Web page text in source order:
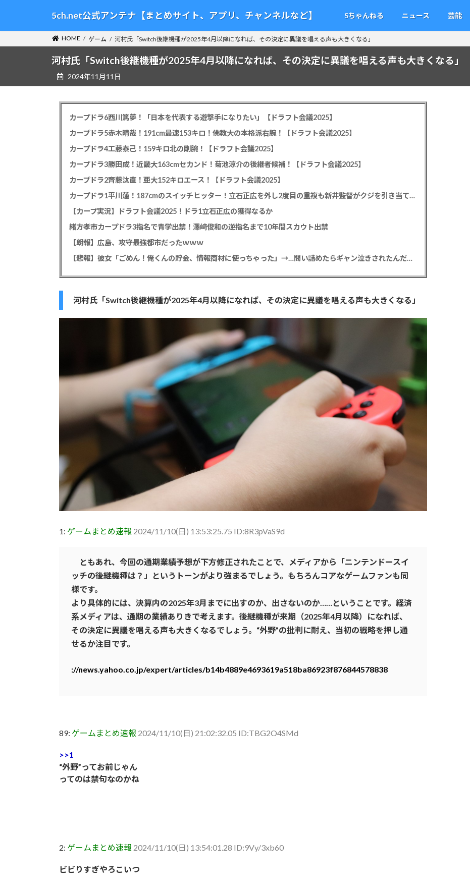
テ
ゲ
5ch.net公式アンテナ【まとめサイト、アプリ、チャンネルなど】 5ちゃんねる ニュース 芸能
HOME ゲーム 河村氏「Switch後継機種が2025年4月以降になれば、その決定に異議を唱える声も大きくなる」
河村氏「Switch後継機種が2025年4月以降になれば、その決定に異議を唱える声も大きくなる」
2024年11月11日
カープドラ6西川篤夢！「日本を代表する遊撃手になりたい」【ドラフト会議2025】
カープドラ5赤木晴哉！191cm最速153キロ！佛教大の本格派右腕！【ドラフト会議2025】
カープドラ4工藤泰己！159キロ北の剛腕！【ドラフト会議2025】
カープドラ3勝田成！近畿大163cmセカンド！菊池涼介の後継者候補！【ドラフト会議2025】
カープドラ2齊藤汰直！亜大152キロエース！【ドラフト会議2025】
カープドラ1平川蓮！187cmのスイッチヒッター！立石正広を外し2度目の重複も新井監督がクジを引き当てる！【ドラフト会議2025】
【カープ実況】ドラフト会議2025！ドラ1立石正広の獲得なるか
緒方孝市カープドラ3指名で青学出禁！澤﨑俊和の逆指名まで10年間スカウト出禁
【朗報】広島、攻守最強都市だったｗｗｗ
【悲報】彼女「ごめん！俺くんの貯金、情報商材に使っちゃった」→…問い詰めたらギャン泣きされたんだが俺が悪いのか？
河村氏「Switch後継機種が2025年4月以降になれば、その決定に異議を唱える声も大きくなる」
1: ゲームまとめ速報 2024/11/10(日) 13:53:25.75 ID:8R3pVaS9d
ともあれ、今回の通期業績予想が下方修正されたことで、メディアから「ニンテンドースイ
ッチの後継機種は？」というトーンがより強まるでしょう。もちろんコアなゲームファンも同
様です。
より具体的には、決算内の2025年3月までに出すのか、出さないのか……ということです。経済
系メディアは、通期の業績ありきで考えます。後継機種が来期（2025年4月以降）になれば、
その決定に異議を唱える声も大きくなるでしょう。“外野”の批判に耐え、当初の戦略を押し通
せるか注目です。
://news.yahoo.co.jp/expert/articles/b14b4889e4693619a518ba86923f876844578838
89: ゲームまとめ速報 2024/11/10(日) 21:02:32.05 ID:TBG2O4SMd
>>1
“外野”ってお前じゃん
ってのは禁句なのかね
2: ゲームまとめ速報 2024/11/10(日) 13:54:01.28 ID:9Vy/3xb60
ビビりすぎやろこいつ